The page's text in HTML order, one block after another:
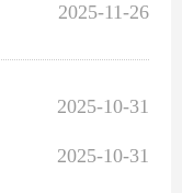
2025-11-26
2025-10-31
2025-10-31